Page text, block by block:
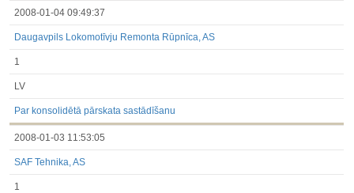
2008-01-04 09:49:37
Daugavpils Lokomotīvju Remonta Rūpnīca, AS
1
LV
Par konsolidētā pārskata sastādīšanu
2008-01-03 11:53:05
SAF Tehnika, AS
1